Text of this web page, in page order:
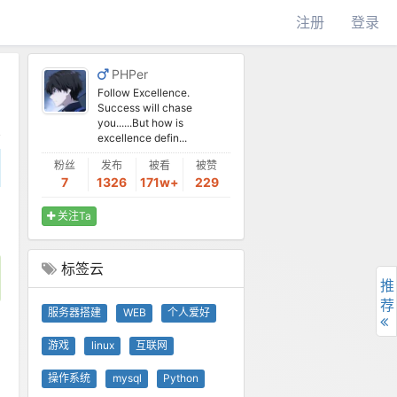
注册 登录
PHPer
Follow Excellence.
Success will chase
you......But how is
excellence defin...
粉丝
7
发布
1326
被看
171w+
被赞
229
关注Ta
标签云
服务器搭建 WEB 个人爱好
游戏 linux 互联网
操作系统 mysql Python
推
荐